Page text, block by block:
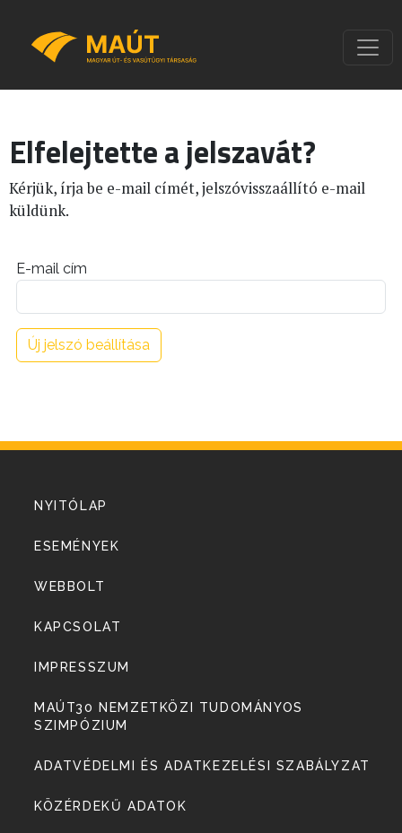
Elfelejtette a jelszavát?
Kérjük, írja be e-mail címét, jelszóvisszaállító e-mail
küldünk.
E-mail cím
Új jelszó beállítása
NYITÓLAP
ESEMÉNYEK
WEBBOLT
KAPCSOLAT
IMPRESSZUM
MAÚT30 NEMZETKÖZI TUDOMÁNYOS
SZIMPÓZIUM
ADATVÉDELMI ÉS ADATKEZELÉSI SZABÁLYZAT
KÖZÉRDEKŰ ADATOK